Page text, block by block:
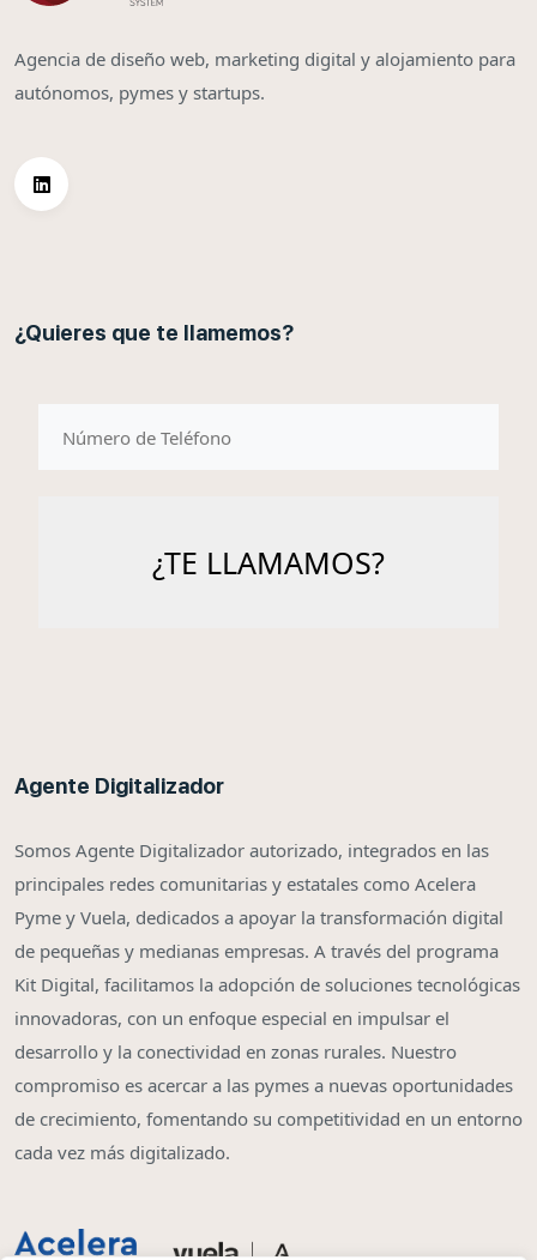
Agencia de diseño web, marketing digital y alojamiento para
autónomos, pymes y startups.
¿Quieres que te llamemos?
Agente Digitalizador
Somos Agente Digitalizador autorizado, integrados en las
principales redes comunitarias y estatales como Acelera
Pyme y Vuela, dedicados a apoyar la transformación digital
de pequeñas y medianas empresas. A través del programa
Kit Digital, facilitamos la adopción de soluciones tecnológicas
innovadoras, con un enfoque especial en impulsar el
desarrollo y la conectividad en zonas rurales. Nuestro
compromiso es acercar a las pymes a nuevas oportunidades
de crecimiento, fomentando su competitividad en un entorno
cada vez más digitalizado.